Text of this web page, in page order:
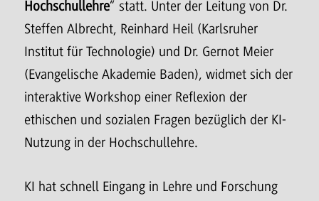
Hochschullehre“ statt. Unter der Leitung von Dr.
Steffen Albrecht, Reinhard Heil (Karlsruher
Institut für Technologie) und Dr. Gernot Meier
(Evangelische Akademie Baden), widmet sich der
interaktive Workshop einer Reflexion der
ethischen und sozialen Fragen bezüglich der KI-
Nutzung in der Hochschullehre.
KI hat schnell Eingang in Lehre und Forschung